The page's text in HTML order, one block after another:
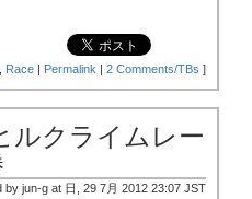
Race | Permalink | 2 Comments/TBs ]
ルクライムレー
by jun-g at 日, 29 7月 2012 23:07 JST